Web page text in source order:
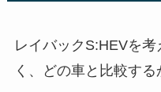
レイバックS:HEVを
く、どの車と比較する